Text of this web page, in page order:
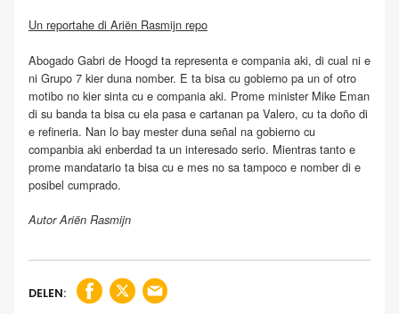
Un reportahe di Ariën Rasmijn repo
Abogado Gabri de Hoogd ta representa e compania aki, di cual ni e
ni Grupo 7 kier duna nomber. E ta bisa cu gobierno pa un of otro
motibo no kier sinta cu e compania aki. Prome minister Mike Eman
di su banda ta bisa cu ela pasa e cartanan pa Valero, cu ta doño di
e refineria. Nan lo bay mester duna señal na gobierno cu
companbia aki enberdad ta un interesado serio. Mientras tanto e
prome mandatario ta bisa cu e mes no sa tampoco e nomber di e
posibel cumprado.
Autor Ariën Rasmijn
DELEN: